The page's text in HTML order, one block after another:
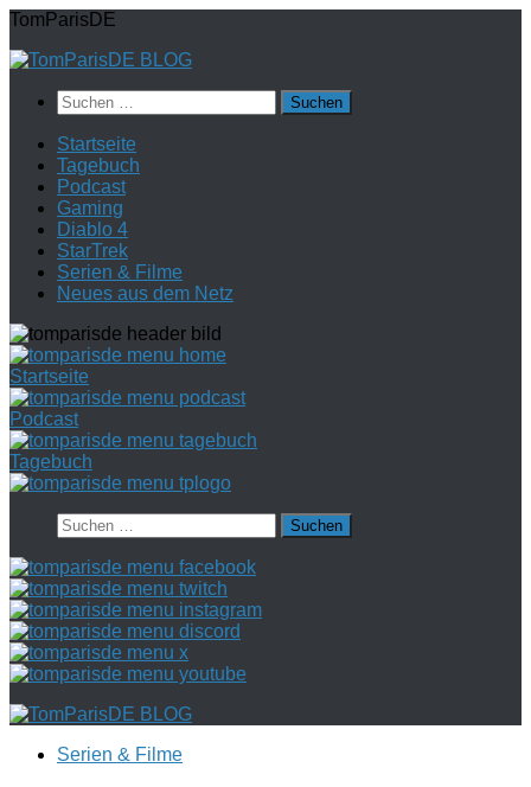
Zum
springen
TomParisDE
Suchen
nach:
Startseite
Tagebuch
Podcast
Gaming
Diablo 4
StarTrek
Serien & Filme
Neues aus dem Netz
Startseite
Podcast
Tagebuch
Suchen
nach:
Serien & Filme